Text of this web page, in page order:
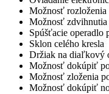
Možnosť
Možnosť zdvihnutia
Spúšťacie operadlo
Sklon celého kresla
Držiak na diaľkový
Možnosť dokúpiť
Možnosť zloženia
Možnosť dokúpiť